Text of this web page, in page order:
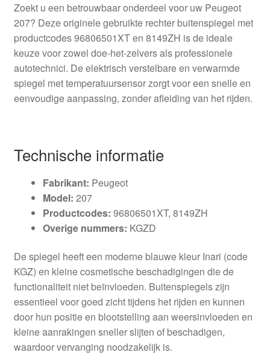
Zoekt u een betrouwbaar onderdeel voor uw Peugeot
207? Deze originele gebruikte rechter buitenspiegel met
productcodes 96806501XT en 8149ZH is de ideale
keuze voor zowel doe-het-zelvers als professionele
autotechnici. De elektrisch verstelbare en verwarmde
spiegel met temperatuursensor zorgt voor een snelle en
eenvoudige aanpassing, zonder afleiding van het rijden.
Technische informatie
Fabrikant: Peugeot
Model: 207
Productcodes: 96806501XT, 8149ZH
Overige nummers: KGZD
De spiegel heeft een moderne blauwe kleur Inari (code
KGZ) en kleine cosmetische beschadigingen die de
functionaliteit niet beïnvloeden. Buitenspiegels zijn
essentieel voor goed zicht tijdens het rijden en kunnen
door hun positie en blootstelling aan weersinvloeden en
kleine aanrakingen sneller slijten of beschadigen,
waardoor vervanging noodzakelijk is.